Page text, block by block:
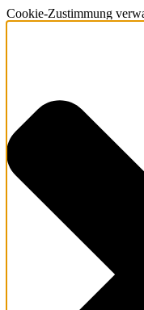
Cookie-Zustimmung